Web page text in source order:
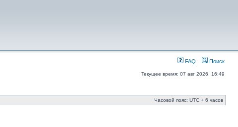
FAQ Поиск
Текущее время: 07 авг 2026, 16:49
Часовой пояс: UTC + 6 часов